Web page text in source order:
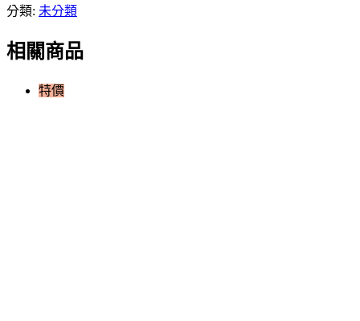
必
–
GTM
分類: 未分類
相關商品
特價